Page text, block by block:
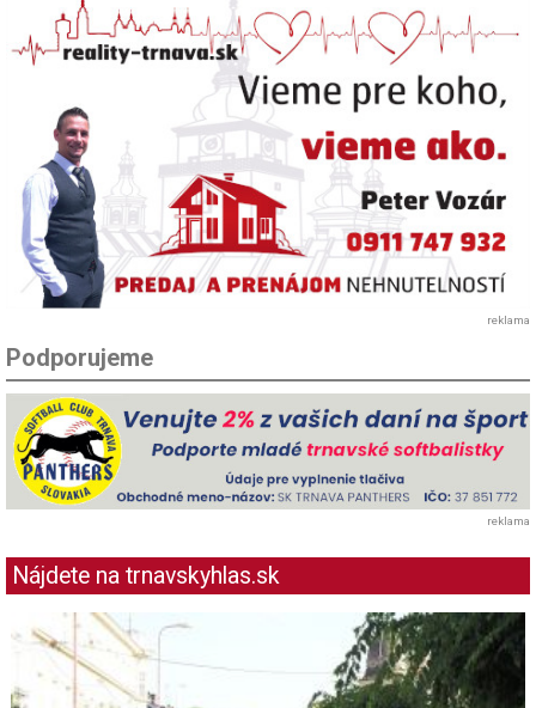
reklama
Podporujeme
reklama
Nájdete na trnavskyhlas.sk